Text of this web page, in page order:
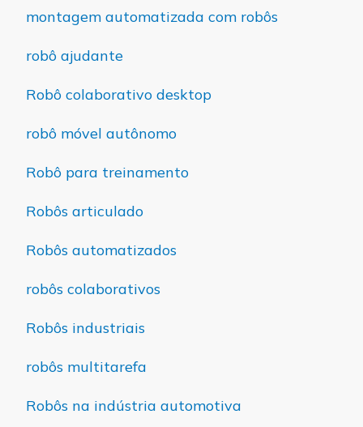
montagem automatizada com robôs
robô ajudante
Robô colaborativo desktop
robô móvel autônomo
Robô para treinamento
Robôs articulado
Robôs automatizados
robôs colaborativos
Robôs industriais
robôs multitarefa
Robôs na indústria automotiva